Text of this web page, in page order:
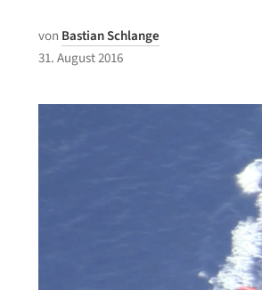
von Bastian Schlange
31. August 2016